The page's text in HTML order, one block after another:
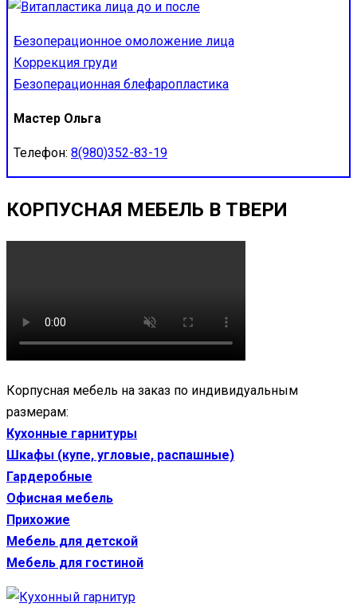
Безоперационное омоложение лица
Коррекция груди
Безоперационная блефаропластика
Мастер Ольга
Телефон: 8(980)352-83-19
КОРПУСНАЯ МЕБЕЛЬ В ТВЕРИ
Корпусная мебель на заказ по индивидуальным
размерам:
Кухонные гарнитуры
Шкафы (купе, угловые, распашные)
Гардеробные
Офисная мебель
Прихожие
Мебель для детской
Мебель для гостиной